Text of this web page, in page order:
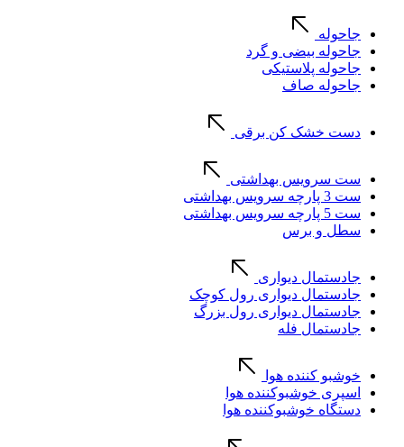
جاحوله
جاحوله بیضی و گرد
جاحوله پلاستیکی
جاحوله صاف
دست خشک کن برقی
ست سرویس بهداشتی
ست 3 پارچه سرویس بهداشتی
ست 5 پارچه سرویس بهداشتی
سطل و برس
جادستمال دیواری
جادستمال دیواری رول کوچک
جادستمال دیواری رول بزرگ
جادستمال فله
خوشبو کننده هوا
اسپری خوشبوکننده هوا
دستگاه خوشبوکننده هوا